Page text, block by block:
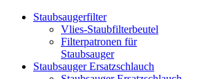
Staubsaugerfilter
Vlies-Staubfilterbeutel
Filterpatronen für
Staubsauger
Staubsauger Ersatzschlauch